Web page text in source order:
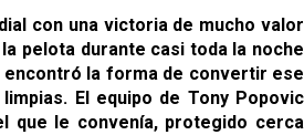
con una victoria de mucho valor
pelota durante casi toda la noche
encontró la forma de convertir ese
El equipo de Tony Popovic
que le convenía, protegido cerca